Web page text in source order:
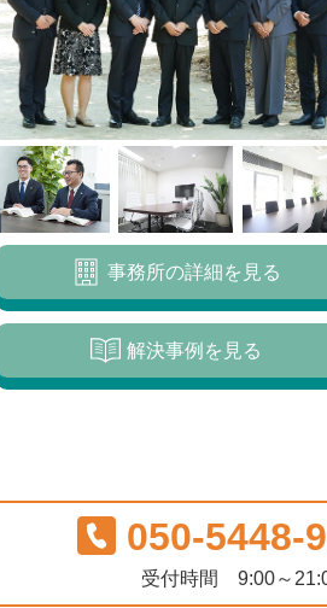
事務所の詳細を見る
解決事例を見る
050-5448-
受付時間 9:00～